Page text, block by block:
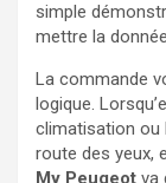
simple
mettre la
La commande
logique.
climatisation ou
route des yeux,
My Peugeot va